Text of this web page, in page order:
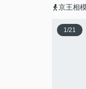
京王相
1/21